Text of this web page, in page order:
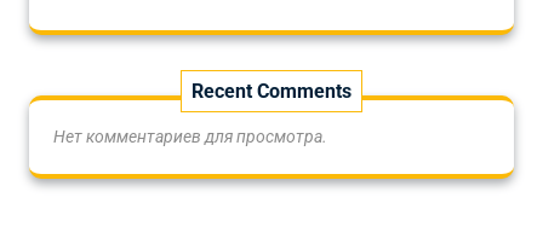
Recent Comments
Нет комментариев для просмотра.